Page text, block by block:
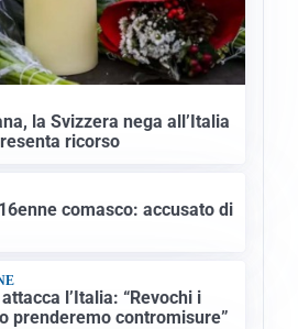
la Svizzera nega all’Italia
ricorso
comasco: accusato di
l’Italia: “Revochi i
prenderemo contromisure”